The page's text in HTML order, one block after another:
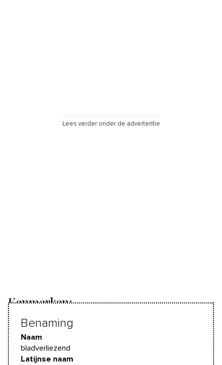
Lees verder onder de advertentie
Kenmerken:
Benaming
Naam
bladverliezend
Latijnse naam